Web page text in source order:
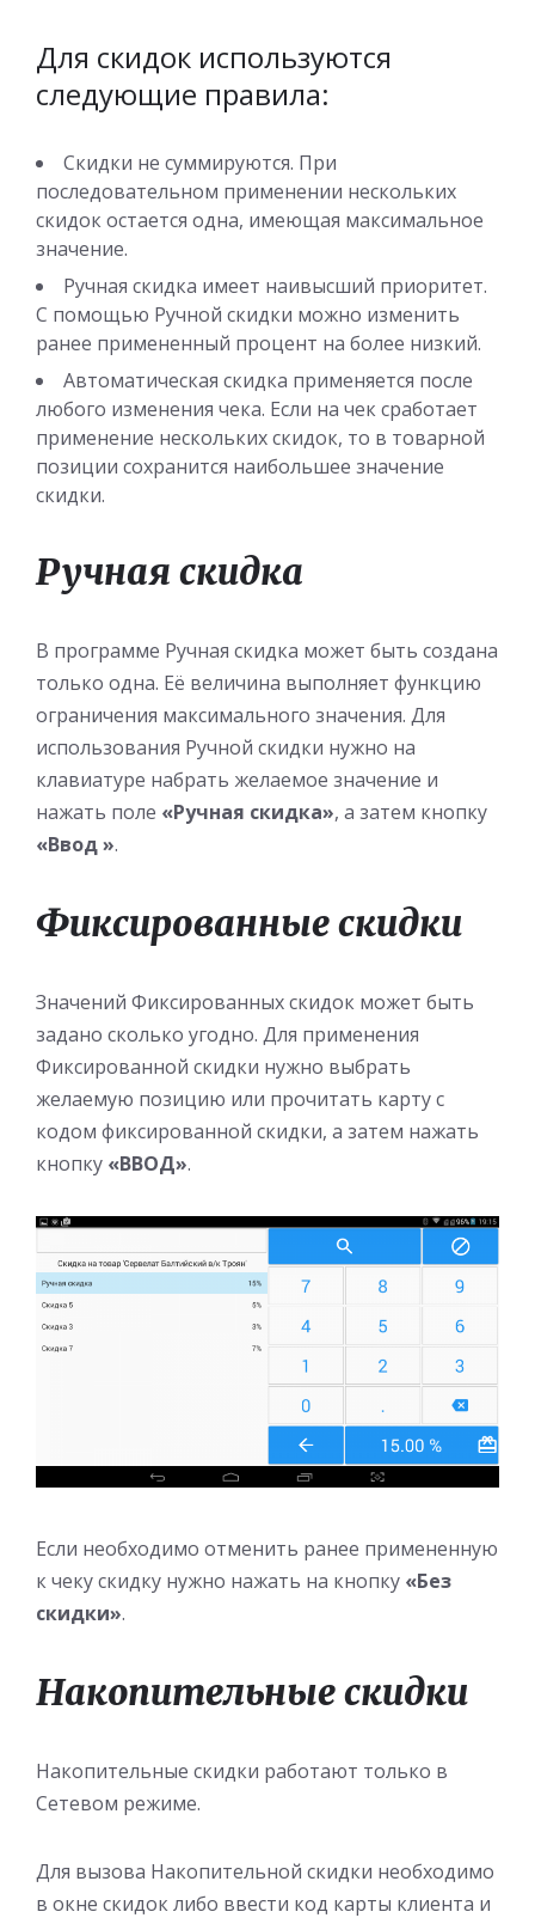
Для скидок используются
следующие правила:
Скидки не суммируются. При
последовательном применении нескольких
скидок остается одна, имеющая максимальное
значение.
Ручная скидка имеет наивысший приоритет.
С помощью Ручной скидки можно изменить
ранее примененный процент на более низкий.
Автоматическая скидка применяется после
любого изменения чека. Если на чек сработает
применение нескольких скидок, то в товарной
позиции сохранится наибольшее значение
скидки.
Ручная скидка
В программе Ручная скидка может быть создана
только одна. Её величина выполняет функцию
ограничения максимального значения. Для
использования Ручной скидки нужно на
клавиатуре набрать желаемое значение и
нажать поле «Ручная скидка», а затем кнопку
«Ввод ».
Фиксированные скидки
Значений Фиксированных скидок может быть
задано сколько угодно. Для применения
Фиксированной скидки нужно выбрать
желаемую позицию или прочитать карту с
кодом фиксированной скидки, а затем нажать
кнопку «ВВОД».
Если необходимо отменить ранее примененную
к чеку скидку нужно нажать на кнопку «Без
скидки».
Накопительные скидки
Накопительные скидки работают только в
Сетевом режиме.
Для вызова Накопительной скидки необходимо
в окне скидок либо ввести код карты клиента и